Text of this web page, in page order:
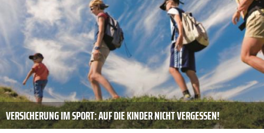
VERSICHERUNG IM SPORT: AUF DIE KINDER NICHT VERGESSEN!